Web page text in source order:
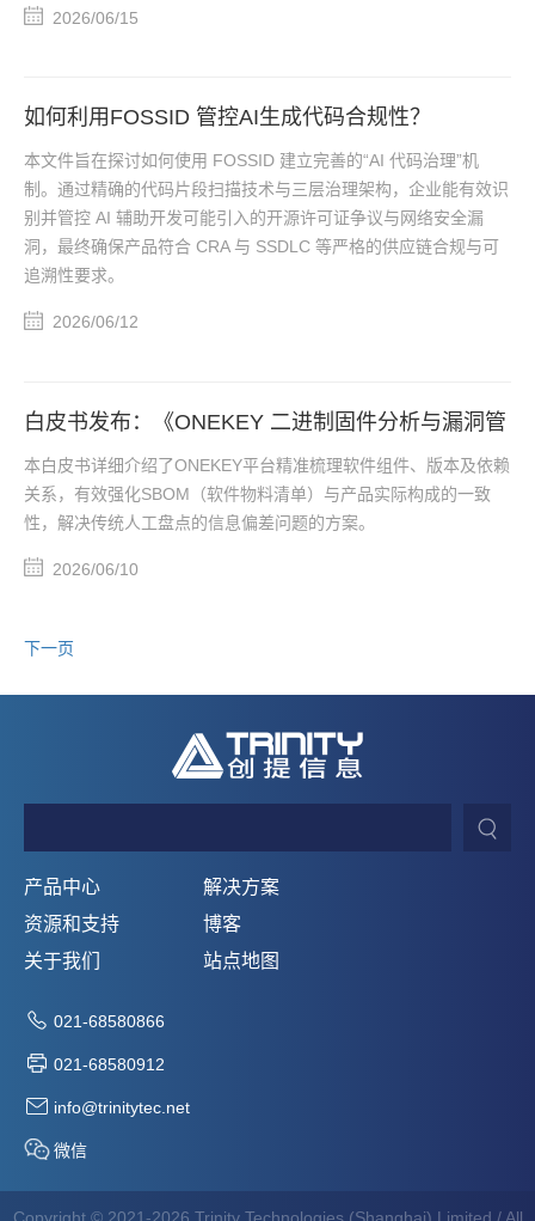
2026/06/15
如何利用FOSSID 管控AI生成代码合规性？
本文件旨在探讨如何使用 FOSSID 建立完善的“AI 代码治理”机
制。通过精确的代码片段扫描技术与三层治理架构，企业能有效识
别并管控 AI 辅助开发可能引入的开源许可证争议与网络安全漏
洞，最终确保产品符合 CRA 与 SSDLC 等严格的供应链合规与可
追溯性要求。
2026/06/12
白皮书发布：《ONEKEY 二进制固件分析与漏洞管
理平台》
本白皮书详细介绍了ONEKEY平台精准梳理软件组件、版本及依赖
关系，有效强化SBOM（软件物料清单）与产品实际构成的一致
性，解决传统人工盘点的信息偏差问题的方案。
2026/06/10
下一页
产品中心
解决方案
资源和支持
博客
关于我们
站点地图
021-68580866
021-68580912
info@trinitytec.net
微信